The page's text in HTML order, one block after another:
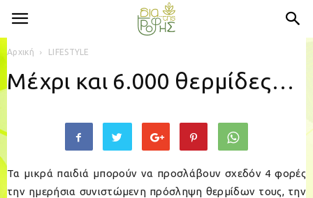
Αρχική LIFESTYLE
Μέχρι και 6.000 θερμίδες…
Τα μικρά παιδιά μπορούν να προσλάβουν σχεδόν 4 φορές
την ημερήσια συνιστώμενη πρόσληψη θερμίδων τους, την